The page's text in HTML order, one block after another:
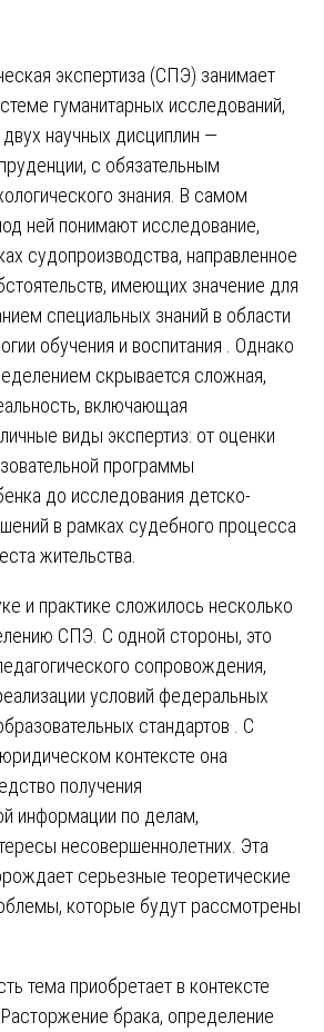
экспертиза (СПЭ) занимает
гуманитарных исследований,
научных дисциплин —
с обязательным
знания. В самом
ней понимают исследование,
судопроизводства, направленное
имеющих значение для
специальных знаний в области
обучения и воспитания . Однако
скрывается сложная,
включающая
виды экспертиз: от оценки
программы
до исследования детско-
в рамках судебного процесса
жительства.
и практике сложилось несколько
СПЭ. С одной стороны, это
сопровождения,
условий федеральных
стандартов . С
контексте она
получения
информации по делам,
несовершеннолетних. Эта
серьезные теоретические
которые будут рассмотрены
тема приобретает в контексте
брака, определение